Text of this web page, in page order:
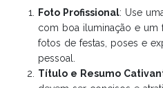
Foto Profissional: Use
com boa iluminação e um
fotos de festas, poses e
pessoal.
Título e Resumo